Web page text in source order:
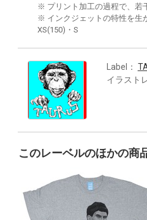
※ プリント加工の過程で、若
※ インクジェットの特性を生
XS(150)・S
Label：
イラスト
このレーベルのほかの商